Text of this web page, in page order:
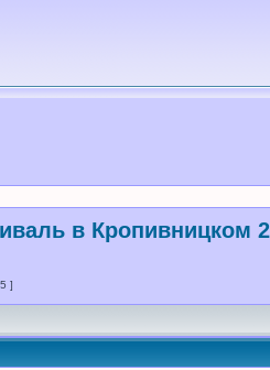
в Кропивницком
]